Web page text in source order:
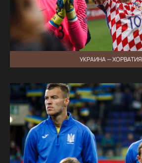
УКРАИНА — ХОРВАТИЯ